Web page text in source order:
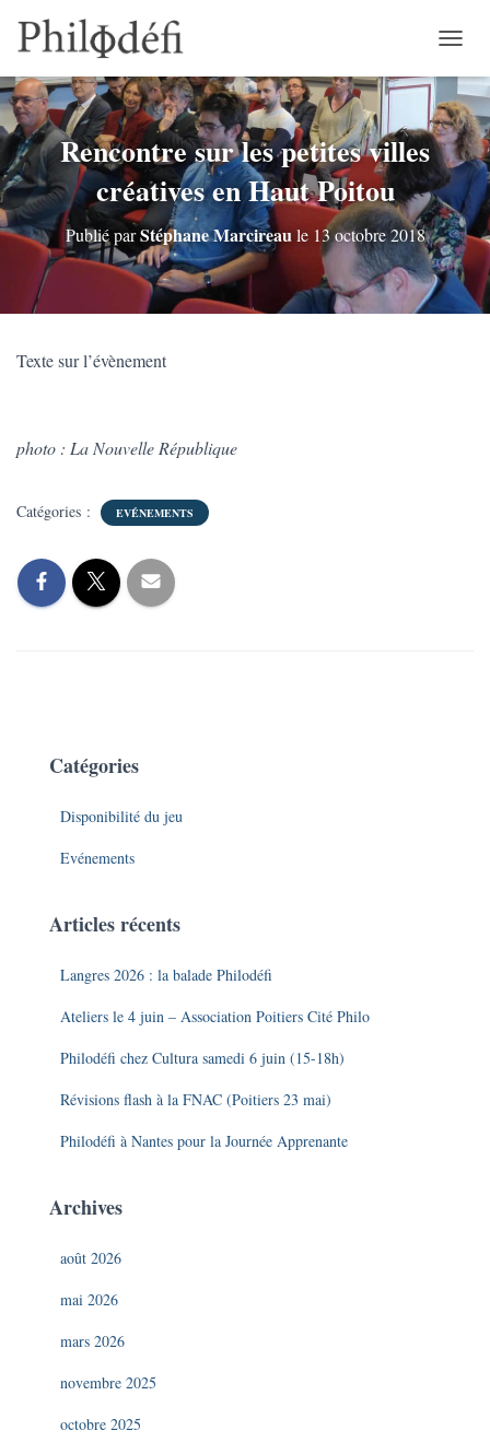
É
P
L
I
E
R
L
A
N
A
V
I
Rencontre sur les petites villes
créatives en Haut Poitou
Publié parStéphane Marcireaule 13 octobre 2018
Texte sur l’évènement
photo : La Nouvelle République
Catégories : EVÉNEMENTS
Catégories
Disponibilité du jeu
Evénements
Articles récents
Langres 2026 : la balade Philodéfi
Ateliers le 4 juin – Association Poitiers Cité Philo
Philodéfi chez Cultura samedi 6 juin (15-18h)
Révisions flash à la FNAC (Poitiers 23 mai)
Philodéfi à Nantes pour la Journée Apprenante
Archives
août 2026
mai 2026
mars 2026
novembre 2025
octobre 2025